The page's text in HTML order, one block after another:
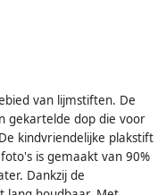
van lijmstiften. De
gekartelde dop die voor
kindvriendelijke plakstift
is gemaakt van 90%
Dankzij de